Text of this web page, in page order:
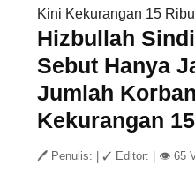
Kini Kekurangan 15
Hizbullah
Sebut Hanya
Jumlah
Kekurangan
🖊 Penulis: ✓ Editor: 👁 65